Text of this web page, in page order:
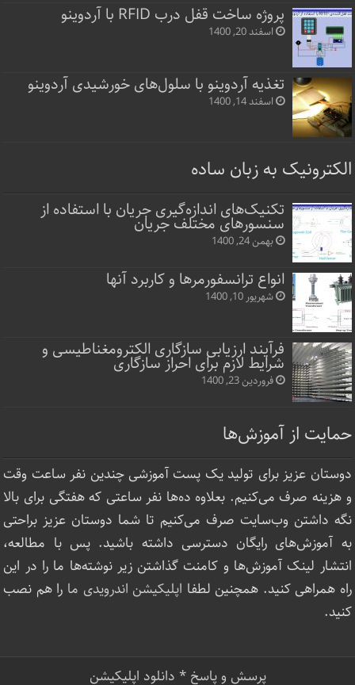
پروژه ساخت قفل‌ درب RFID با آردوینو
اسفند 20, 1400
تغذیه آردوینو با سلول‌های خورشیدی آردوینو
اسفند 14, 1400
الکترونیک به زبان ساده
تکنیک‌های اندازه‌گیری جریان با استفاده از
سنسورهای مختلف جریان
بهمن 24, 1400
انواع ترانسفورمرها و کاربرد آنها
شهریور 10, 1400
فرآیند ارزیابی سازگاری الکترومغناطیسی و
شرایط لازم برای احراز سازگاری
فروردین 23, 1400
حمایت از آموزش‌ها
دوستان عزیز برای تولید یک پست آموزشی چندین نفر ساعت‌ وقت
و هزینه صرف می‌کنیم. بعلاوه ده‌ها نفر ساعتی که هفتگی برای بالا
نگه داشتن وب‌سایت صرف ‌می‌کنیم تا شما دوستان عزیز براحتی
به آموزش‌های رایگان دسترسی داشته باشید. پس با مطالعه،
انتشار لینک‌ آموزش‌ها و کامنت گذاشتن زیر نوشته‌‌ها ما را در این
راه همراهی کنید. همچنین لطفا اپلیکیشن اندرویدی ما را هم نصب
کنید.
پرسش و پاسخ* دانلود اپلیکیشن